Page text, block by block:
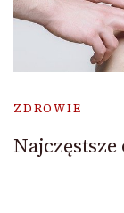
ZDROWIE